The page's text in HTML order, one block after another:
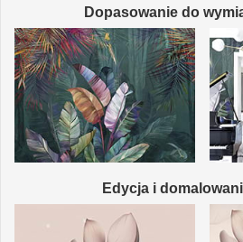
Dopasowanie do
Edycja i